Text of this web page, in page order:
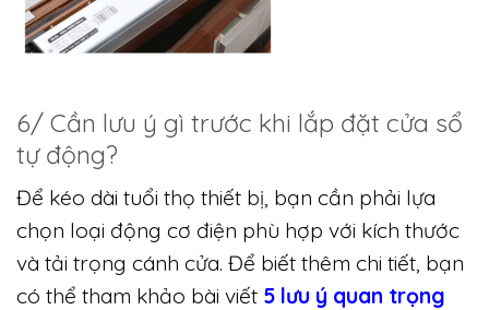
6/ Cần lưu ý gì trước khi lắp đặt cửa sổ
tự động?
Để kéo dài tuổi thọ thiết bị, bạn cần phải lựa
chọn loại động cơ điện phù hợp với kích thước
và tải trọng cánh cửa. Để biết thêm chi tiết, bạn
có thể tham khảo bài viết 5 lưu ý quan trọng